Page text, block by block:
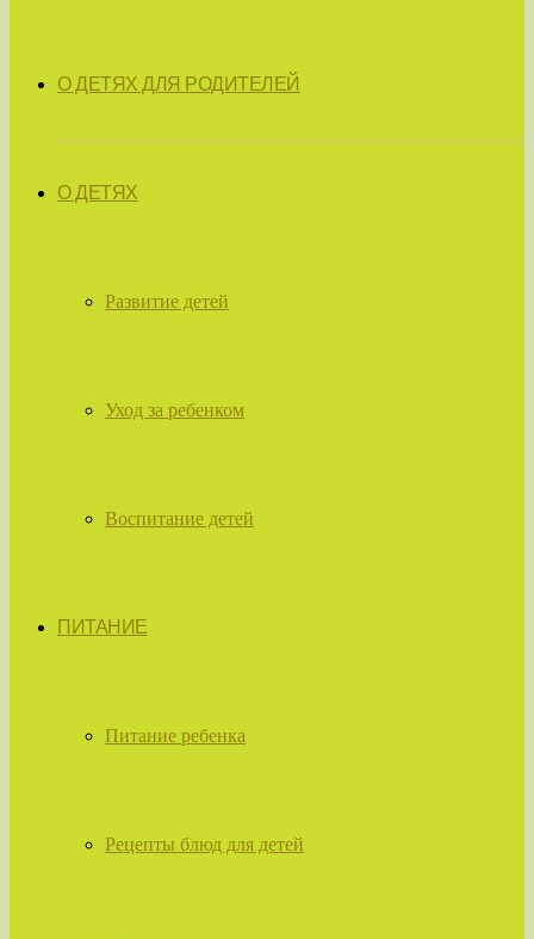
О ДЕТЯХ ДЛЯ РОДИТЕЛЕЙ
О ДЕТЯХ
Развитие детей
Уход за ребенком
Воспитание детей
ПИТАНИЕ
Питание ребенка
Рецепты блюд для детей